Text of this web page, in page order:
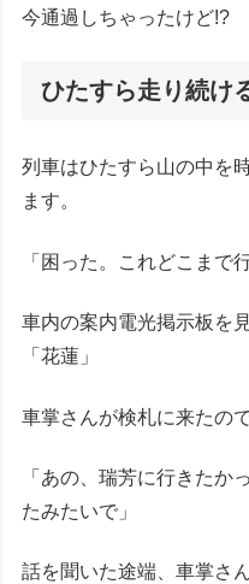
今通過しちゃったけど!?
ひたすら走り続け
列車はひたすら山の中を
ます。
「困った。これどこまで
車内の案内電光掲示板を
「花蓮」
車掌さんが検札に来たの
「あの、瑞芳に行きたか
たみたいで」
話を聞いた途端、車掌さ